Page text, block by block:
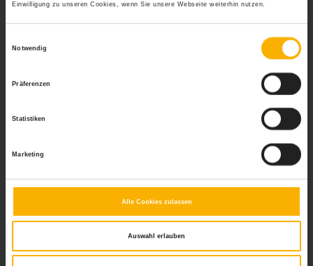
Einwilligung zu unseren Cookies, wenn Sie unsere Webseite weiterhin nutzen.
Notwendig
Präferenzen
Statistiken
Marketing
Alle Cookies zulassen
Auswahl erlauben
digitale Personalverwaltung
Führungskräfte entlastet
Kampf gegen den Fachkräftemangel:
So können Bau und Industrie